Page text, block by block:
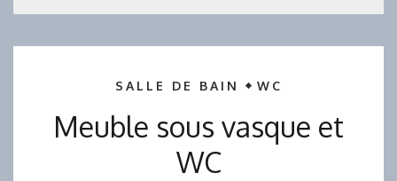
SALLE DE BAIN WC
Meuble sous vasque et
WC